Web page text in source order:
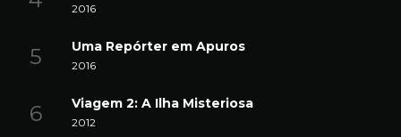
2016
Uma Repórter em Apuros
2016
Viagem 2: A Ilha Misteriosa
2012